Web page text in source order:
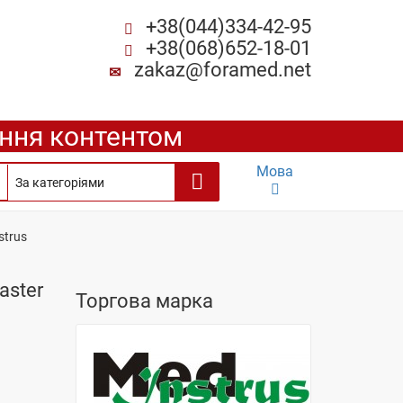
+38(044)334-42-95
+38(068)652-18-01
zakaz@foramed.net
контентом
Мова
Торгова марка